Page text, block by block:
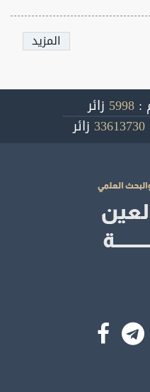
المزيد
:
5998 زائر
33613730 زائر